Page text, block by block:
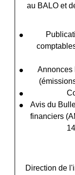
au BALO et
Annonces
Avis du
financiers
Direction de